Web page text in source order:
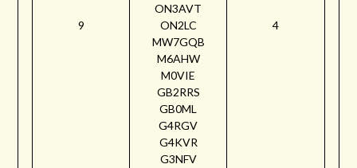
9
ON3AVT
ON2LC
MW7GQB
M6AHW
M0VIE
GB2RRS
GB0ML
G4RGV
G4KVR
G3NFV
4